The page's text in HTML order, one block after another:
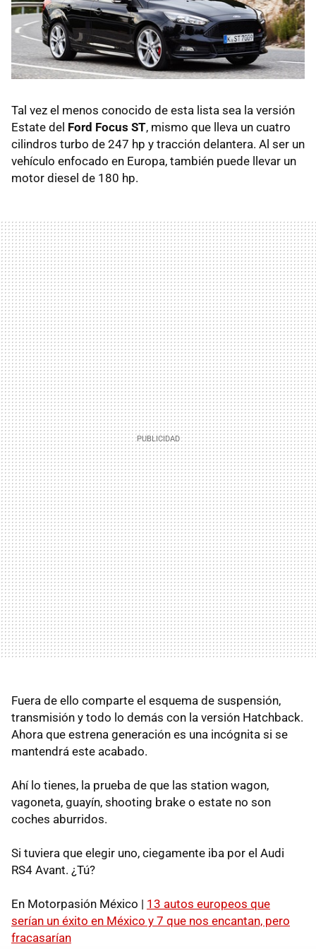
Tal vez el menos conocido de esta lista sea la versión
Estate del Ford Focus ST, mismo que lleva un cuatro
cilindros turbo de 247 hp y tracción delantera. Al ser un
vehículo enfocado en Europa, también puede llevar un
motor diesel de 180 hp.
Fuera de ello comparte el esquema de suspensión,
transmisión y todo lo demás con la versión Hatchback.
Ahora que estrena generación es una incógnita si se
mantendrá este acabado.
Ahí lo tienes, la prueba de que las station wagon,
vagoneta, guayín, shooting brake o estate no son
coches aburridos.
Si tuviera que elegir uno, ciegamente iba por el Audi
RS4 Avant. ¿Tú?
En Motorpasión México | 13 autos europeos que
serían un éxito en México y 7 que nos encantan, pero
fracasarían